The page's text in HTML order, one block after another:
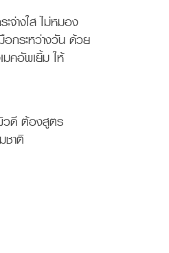
จ่างใส ไม่หมอง
กระหว่างวัน ด้วย
คอัพเยิ้ม ให้
วดี ต้องสูตร
ชาติ